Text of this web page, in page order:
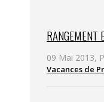
RANGEMENT
09 Mai 2013,
Vacances de